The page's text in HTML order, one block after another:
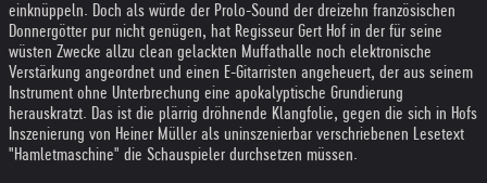
einknüppeln. Doch als würde der Prolo-Sound der dreizehn französischen
Donnergötter pur nicht genügen, hat Regisseur Gert Hof in der für seine
wüsten Zwecke allzu clean gelackten Muffathalle noch elektronische
Verstärkung angeordnet und einen E-Gitarristen angeheuert, der aus seinem
Instrument ohne Unterbrechung eine apokalyptische Grundierung
herauskratzt. Das ist die plärrig dröhnende Klangfolie, gegen die sich in Hofs
Inszenierung von Heiner Müller als uninszenierbar verschriebenen Lesetext
"Hamletmaschine" die Schauspieler durchsetzen müssen.